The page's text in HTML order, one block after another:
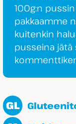
100g:n
pakkaamme
kuitenkin
pusseina jätä
GL